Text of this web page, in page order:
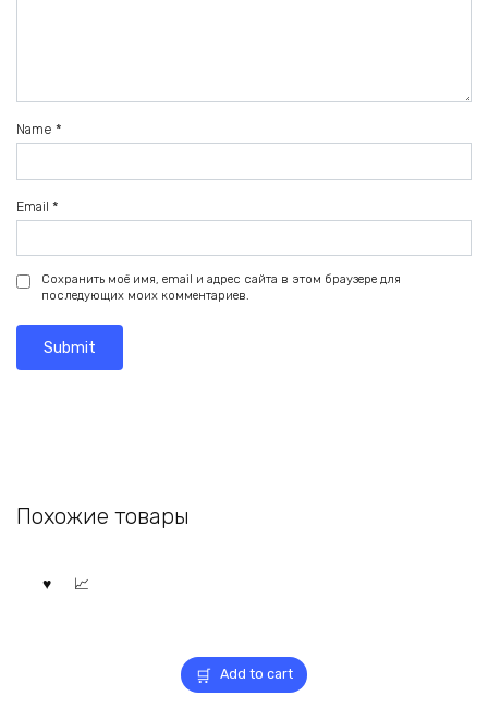
Name *
Email *
Сохранить моё имя, email и адрес сайта в этом браузере для
последующих моих комментариев.
Похожие товары
Add to cart